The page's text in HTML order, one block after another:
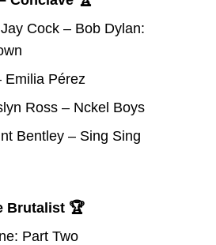
Cock – Bob Dylan:
Emilia Pérez
Ross – Nckel Boys
Bentley – Sing Sing
Brutalist 🏆
Part Two